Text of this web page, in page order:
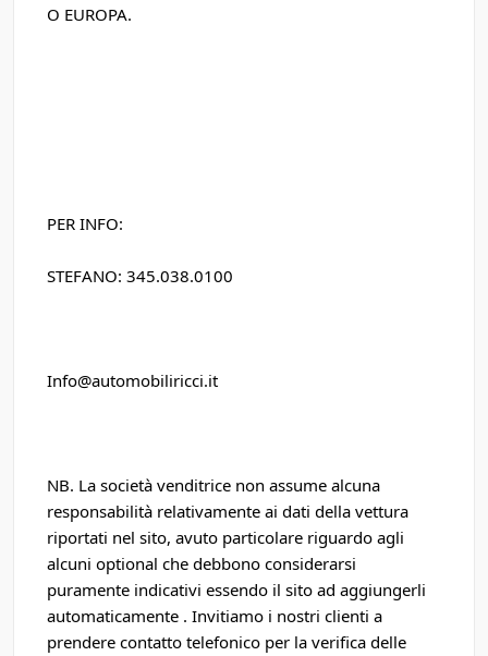
O EUROPA.
PER INFO:
STEFANO: 345.038.0100
Info@automobiliricci.it
NB. La società venditrice non assume alcuna
responsabilità relativamente ai dati della vettura
riportati nel sito, avuto particolare riguardo agli
alcuni optional che debbono considerarsi
puramente indicativi essendo il sito ad aggiungerli
automaticamente . Invitiamo i nostri clienti a
prendere contatto telefonico per la verifica delle